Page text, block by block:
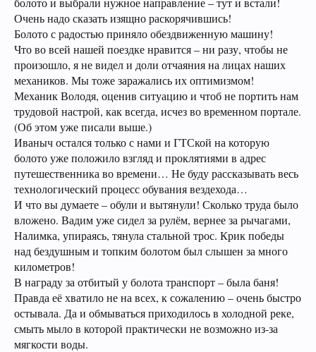
Очень надо сказать изящно раскорячившись!
Болото с радостью приняло обездвиженную машину!
Что во всей нашей поездке нравится – ни разу, чтобы не
произошло, я не видел и доли отчаяния на лицах наших
механиков. Мы тоже заражались их оптимизмом!
Механик Володя, оценив ситуацию и чтоб не портить нам
трудовой настрой, как всегда, исчез во временном портале.
(Об этом уже писали выше.)
Иваныч остался только с нами и ГТСкой на которую
болото уже положило взгляд и проклятиями в адрес
путешественника во времени… Не буду рассказывать весь
технологический процесс обувания вездехода…
И что вы думаете – обули и вытянули! Сколько труда было
вложено. Вадим уже сидел за рулём, вернее за рычагами,
Налимка, упираясь, тянула стальной трос. Крик победы
над бездушным и топким болотом был слышен за много
километров!
В награду за отбитый у болота транспорт – была баня!
Правда её хватило не на всех, к сожалению – очень быстро
остывала. Да и обмываться приходилось в холодной реке,
смыть мыло в которой практически не возможно из-за
мягкости воды.